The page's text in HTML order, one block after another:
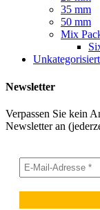
35 mm
50 mm
Mix
Unkategorisiert
Newsletter
Verpassen Sie kein
Newsletter an